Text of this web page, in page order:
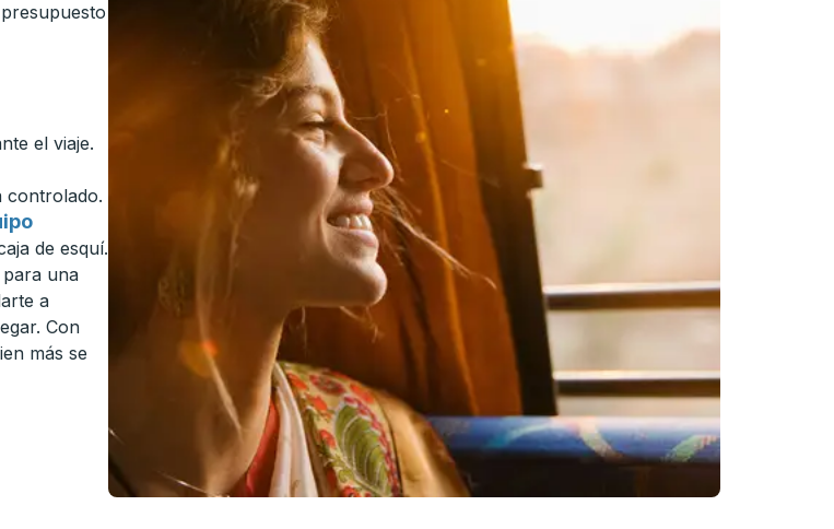
el viaje.
controlado.
de esquí.
una
a
Con
más se